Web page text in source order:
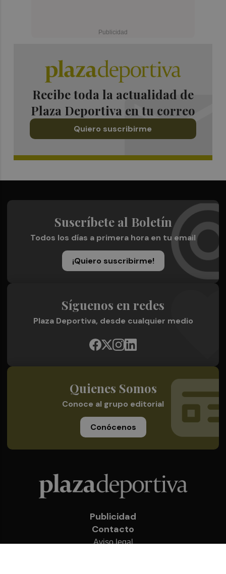
Recibe toda la actualidad de
Plaza Deportiva en tu correo
Quiero suscribirme
Suscríbete al Boletín
Todos los días a primera hora en tu email
¡Quiero suscribirme!
Síguenos en redes
Plaza Deportiva, desde cualquier medio
Quienes Somos
Conoce al grupo editorial
Conócenos
Publicidad
Contacto
Aviso legal